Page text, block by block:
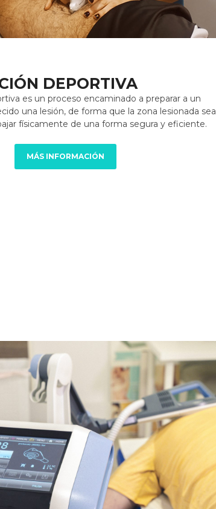
DEPORTIVA
es un proceso encaminado a preparar a un
una lesión, de forma que la zona lesionada sea
físicamente de una forma segura y eficiente.
MÁS INFORMACIÓN